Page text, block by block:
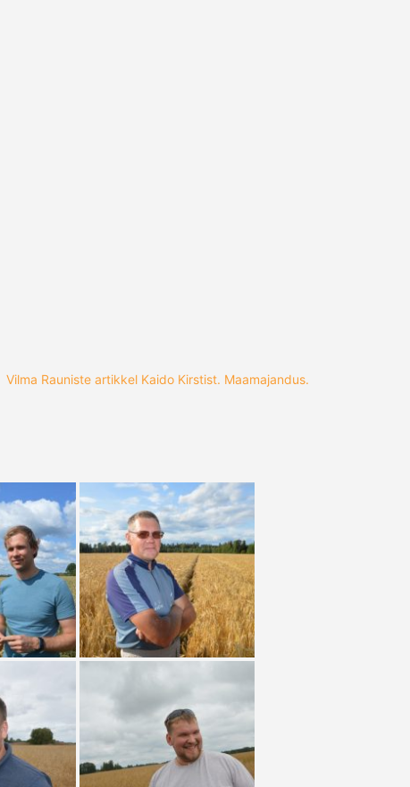
Vilma Rauniste artikkel Kaido Kirstist. Maamajandus.